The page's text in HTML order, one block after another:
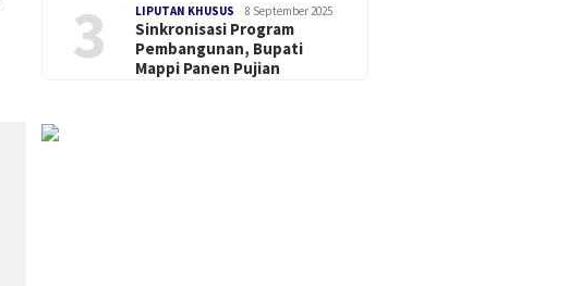
3 LIPUTAN KHUSUS 8 September 2025
Sinkronisasi Program
Pembangunan, Bupati
Mappi Panen Pujian